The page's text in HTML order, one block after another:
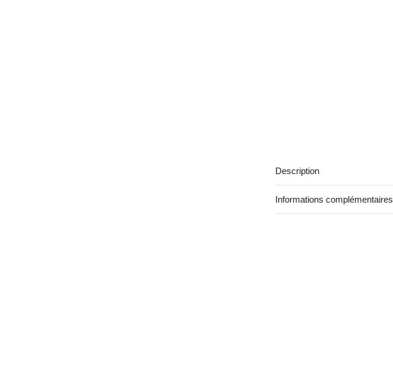
Description
Informations complémentaires